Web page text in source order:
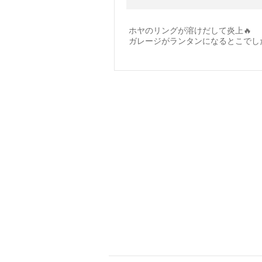
ホヤのリングが溶けだして炎上🔥
ガレージがランタンになるとこでし